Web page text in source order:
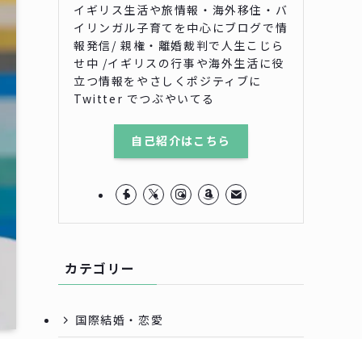
イギリス生活や旅情報・海外移住・バ
イリンガル子育てを中心にブログで情
報発信/ 親権・離婚裁判で人生こじら
せ中 /イギリスの行事や海外生活に役
立つ情報をやさしくポジティブに
Twitter でつぶやいてる
自己紹介はこちら
カテゴリー
国際結婚・恋愛